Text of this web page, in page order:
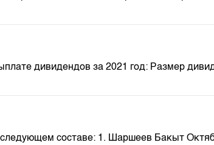
дивидендов за 2021 год: Размер
составе: 1. Шаршеев Бакыт